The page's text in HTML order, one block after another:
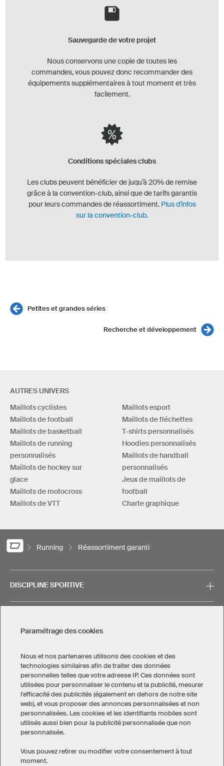
Sauvegarde de votre projet
Nous conservons une copie de toutes les
commandes, vous pouvez donc recommander des
équipements supplémentaires à tout moment et très
facilement.
Conditions spéciales clubs
Les clubs peuvent bénéficier de juqu’à 20% de remise
grâce à la convention-club, ainsi que de tarifs garantis
pour leurs commandes de réassortiment. Plus d'infos
sur la convention-club.
Petites et grandes séries
Recherche et développement
AUTRES UNIVERS
Maillots cyclistes
Maillots de football
Maillots de basketball
Maillots de running
personnalisés
Maillots de hockey sur
glace
Maillots de motocross
Maillots de VTT
Maillots esport
Maillots de fléchettes
T-shirts personnalisés
Hoodies personnalisés
Maillots de handball
personnalisés
Jeux de maillots de
football
Charte graphique
Running Réassortiment garanti
DISCIPLINE SPORTIVE
Mentions légales
Politique de confidentialité
Paramétrage des cookies
Conditions générales de vente
Paramétrage des cookies
Nous et nos partenaires utilisons des cookies et des
technologies similaires afin de traiter des données
personnelles telles que votre adresse IP. Ces données sont
utilisées pour personnaliser le contenu et la publicité, mesurer
l'efficacité des publicités (également en dehors de notre site
web), et vous proposer des annonces personnalisées et non
personnalisées. Les cookies et les identifiants mobiles sont
utilisés aussi bien pour la publicité personnalisée que non
personnalisée.
Vous pouvez retirer ou modifier votre consentement à tout
moment.